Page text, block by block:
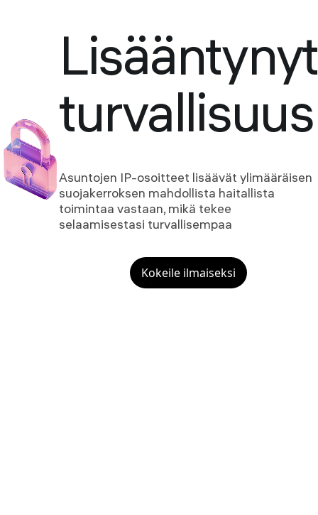
Lisääntynyt
turvallisuus
Asuntojen IP-osoitteet lisäävät ylimääräisen
suojakerroksen mahdollista haitallista
toimintaa vastaan, mikä tekee
selaamisestasi turvallisempaa
Kokeile ilmaiseksi